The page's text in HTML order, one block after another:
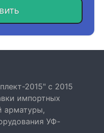
2015" с 2015
импортных
арматуры,
УФ-